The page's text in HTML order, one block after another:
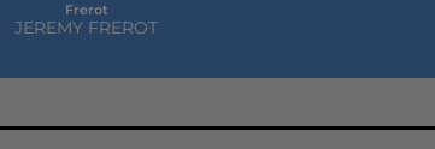
Frerot
JEREMY FREROT